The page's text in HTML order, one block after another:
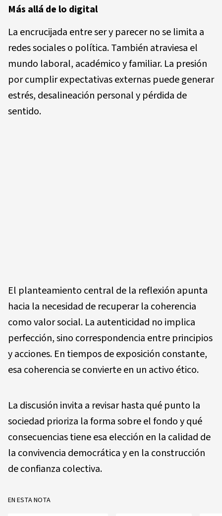
Más allá de lo digital
La encrucijada entre ser y parecer no se limita a
redes sociales o política. También atraviesa el
mundo laboral, académico y familiar. La presión
por cumplir expectativas externas puede generar
estrés, desalineación personal y pérdida de
sentido.
El planteamiento central de la reflexión apunta
hacia la necesidad de recuperar la coherencia
como valor social. La autenticidad no implica
perfección, sino correspondencia entre principios
y acciones. En tiempos de exposición constante,
esa coherencia se convierte en un activo ético.
La discusión invita a revisar hasta qué punto la
sociedad prioriza la forma sobre el fondo y qué
consecuencias tiene esa elección en la calidad de
la convivencia democrática y en la construcción
de confianza colectiva.
EN ESTA NOTA